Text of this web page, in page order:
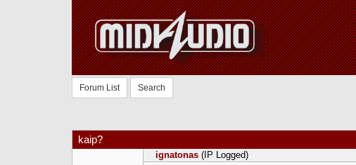
Forum List Search
kaip?
ignatonas (IP Logged)